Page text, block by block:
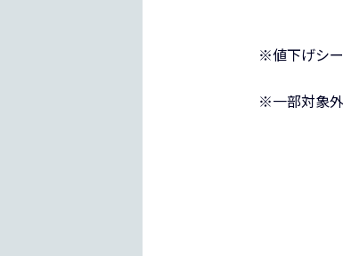
※値下げシ
※一部対象